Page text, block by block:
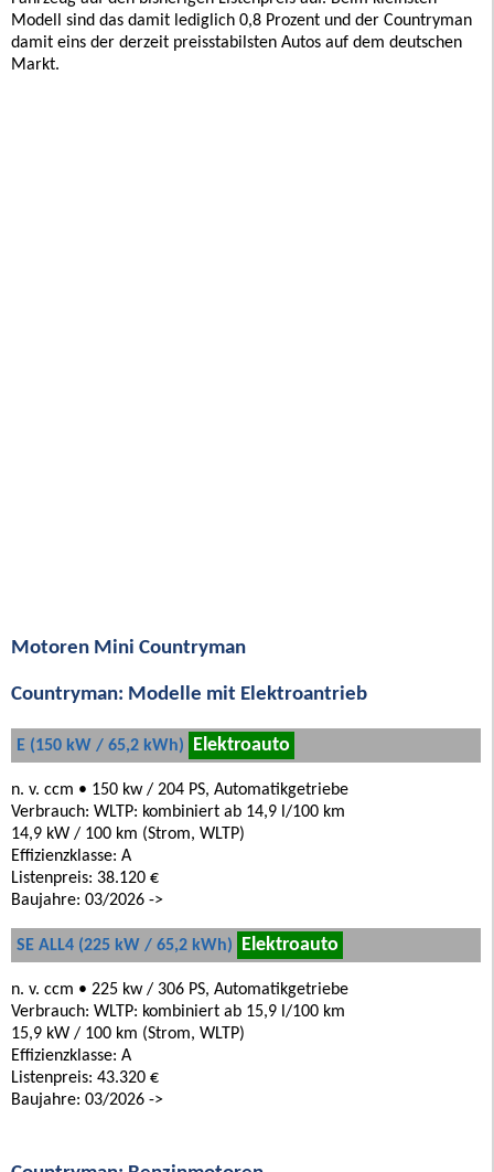
Modell sind das damit lediglich 0,8 Prozent und der Countryman
damit eins der derzeit preisstabilsten Autos auf dem deutschen
Markt.
Motoren Mini Countryman
Countryman: Modelle mit Elektroantrieb
E (150 kW / 65,2 kWh) Elektroauto
n. v. ccm • 150 kw / 204 PS, Automatikgetriebe
Verbrauch: WLTP: kombiniert ab 14,9 l/100 km
14,9 kW / 100 km (Strom, WLTP)
Effizienzklasse: A
Listenpreis: 38.120 €
Baujahre: 03/2026 ->
SE ALL4 (225 kW / 65,2 kWh) Elektroauto
n. v. ccm • 225 kw / 306 PS, Automatikgetriebe
Verbrauch: WLTP: kombiniert ab 15,9 l/100 km
15,9 kW / 100 km (Strom, WLTP)
Effizienzklasse: A
Listenpreis: 43.320 €
Baujahre: 03/2026 ->